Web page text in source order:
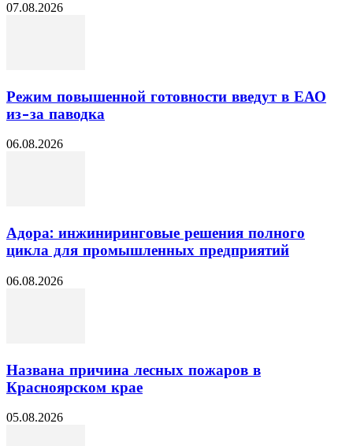
07.08.2026
Режим повышенной готовности введут в ЕАО
из-за паводка
06.08.2026
Адора: инжиниринговые решения полного
цикла для промышленных предприятий
06.08.2026
Названа причина лесных пожаров в
Красноярском крае
05.08.2026